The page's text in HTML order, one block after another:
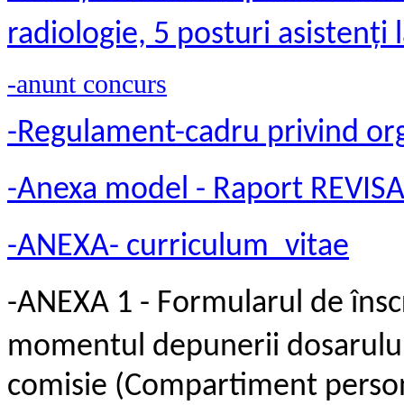
radiologie, 5 posturi asistenți
-anunt concurs
-Regulament-cadru privind
-Anexa model - Raport
-ANEXA- curriculum_vitae
-ANEXA 1 - Formularul de
momentul depunerii
comisie (Compartiment